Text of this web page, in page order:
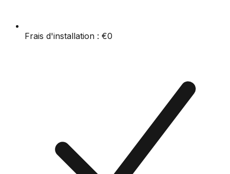
Frais d'installation : €0